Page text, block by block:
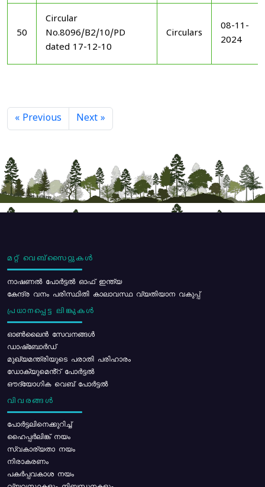
50
Circular
No.8096/B2/10/PD
dated 17-12-10
Circulars
08-11-
2024
« Previous Next »
മറ്റ് വെബ്സൈറ്റുകൾ
നാഷണൽ പോർട്ടൽ ഓഫ് ഇന്ത്യ
കേന്ദ്ര വനം പരിസ്ഥിതി കാലാവസ്ഥ വ്യതിയാന വകുപ്പ്
പ്രധാനപ്പെട്ട ലിങ്കുകൾ
ഓൺലൈൻ സേവനങ്ങൾ
ഡാഷ്ബോർഡ്
മുഖ്യമന്ത്രിയുടെ പരാതി പരിഹാരം
ഡോക്യുമെൻ്റ് പോർട്ടൽ
ഔദ്യോഗിക വെബ് പോർട്ടൽ
വിവരങ്ങൾ
പോര്‍ട്ടലിനെക്കുറിച്ച്
ഹൈപ്പർലിങ്ക് നയം
സ്വകാര്യതാ നയം
നിരാകരണം
പകർപ്പവകാശ നയം